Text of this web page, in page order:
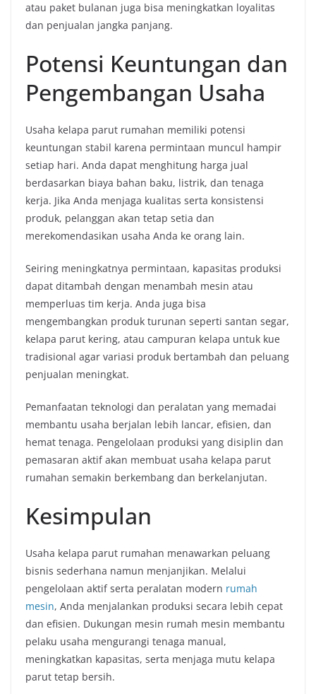
atau paket bulanan juga bisa meningkatkan loyalitas
dan penjualan jangka panjang.
Potensi Keuntungan dan
Pengembangan Usaha
Usaha kelapa parut rumahan memiliki potensi
keuntungan stabil karena permintaan muncul hampir
setiap hari. Anda dapat menghitung harga jual
berdasarkan biaya bahan baku, listrik, dan tenaga
kerja. Jika Anda menjaga kualitas serta konsistensi
produk, pelanggan akan tetap setia dan
merekomendasikan usaha Anda ke orang lain.
Seiring meningkatnya permintaan, kapasitas produksi
dapat ditambah dengan menambah mesin atau
memperluas tim kerja. Anda juga bisa
mengembangkan produk turunan seperti santan segar,
kelapa parut kering, atau campuran kelapa untuk kue
tradisional agar variasi produk bertambah dan peluang
penjualan meningkat.
Pemanfaatan teknologi dan peralatan yang memadai
membantu usaha berjalan lebih lancar, efisien, dan
hemat tenaga. Pengelolaan produksi yang disiplin dan
pemasaran aktif akan membuat usaha kelapa parut
rumahan semakin berkembang dan berkelanjutan.
Kesimpulan
Usaha kelapa parut rumahan menawarkan peluang
bisnis sederhana namun menjanjikan. Melalui
pengelolaan aktif serta peralatan modern rumah
mesin, Anda menjalankan produksi secara lebih cepat
dan efisien. Dukungan mesin rumah mesin membantu
pelaku usaha mengurangi tenaga manual,
meningkatkan kapasitas, serta menjaga mutu kelapa
parut tetap bersih.